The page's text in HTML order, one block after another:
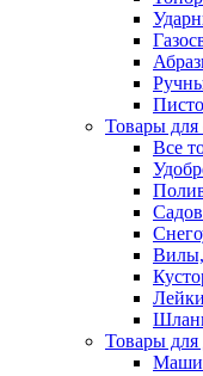
Товары для
Все
Вилы,
Товары для